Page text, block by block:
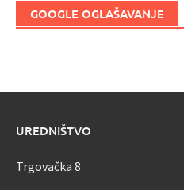
GOOGLE OGLAŠAVANJE
UREDNIŠTVO
Trgovačka 8